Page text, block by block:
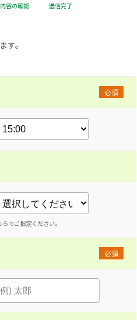
容の確認 送信完了
す。
必須
でご指定ください。
必須